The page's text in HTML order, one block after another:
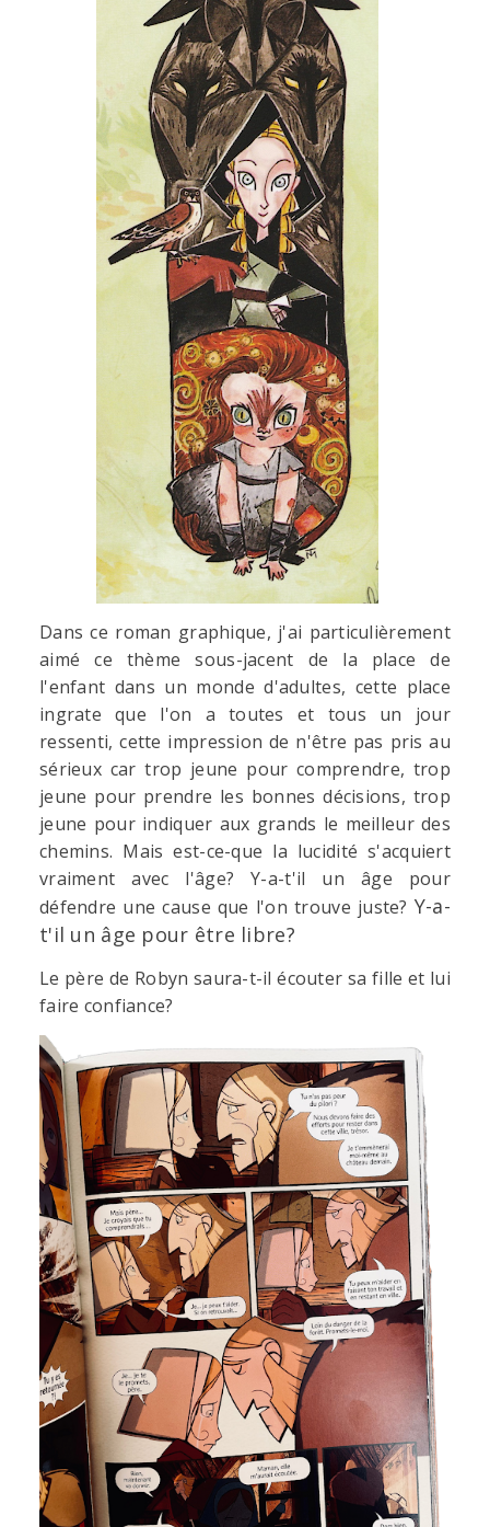
Dans ce roman graphique, j'ai particulièrement
aimé ce thème sous-jacent de la place de
l'enfant dans un monde d'adultes, cette place
ingrate que l'on a toutes et tous un jour
ressenti, cette impression de n'être pas pris au
sérieux car trop jeune pour comprendre, trop
jeune pour prendre les bonnes décisions, trop
jeune pour indiquer aux grands le meilleur des
chemins. Mais est-ce-que la lucidité s'acquiert
vraiment avec l'âge? Y-a-t'il un âge pour
défendre une cause que l'on trouve juste? Y-a-
t'il un âge pour être libre?
Le père de Robyn saura-t-il écouter sa fille et lui
faire confiance?